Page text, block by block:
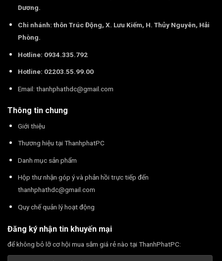
Dương.
Chi nhánh: thôn Trúc Động, X. Lưu Kiếm, H. Thủy Nguyên, Hải
Phòng.
Hotline: 0934.335.792
Hotline: 02203.55.99.00
Email: thanhphathdc@gmail.com
Thông tin chung
Giới thiệu
Thương hiệu tại ThanhphatPC
Danh mục sản phẩm
Hộp thư nhận góp ý và phản hồi trực tiếp đến
thanhphathdc@gmail.com
Quy chế quản lý hoạt động
Đăng ký nhận tin khuyến mại
để không bỏ lỡ cơ hội mua sắm giá rẻ nào tại ThanhPhatPC: